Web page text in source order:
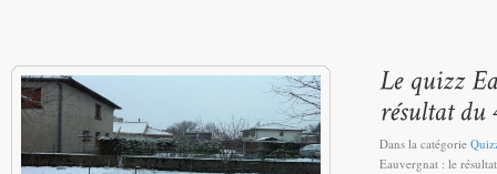
Dans la catégorie
Eauvergnat : le